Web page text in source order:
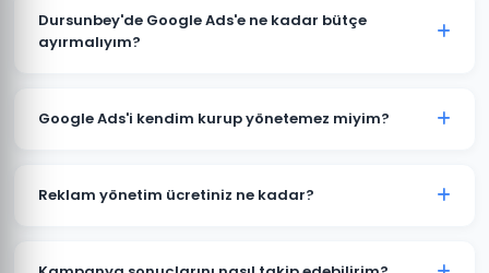
Dursunbey'de Google Ads'e ne kadar bütçe
ayırmalıyım?
1.500 TL ile başlanabilir. Ancak anlamlı sonuçlar için
Google Ads'i kendim kurup yönetemez miyim?
kampanyalar bütçenizi hızla tüketir. Dursunbey'deki
artırmaktadır.
Reklam yönetim ücretiniz ne kadar?
%15-20'si arasında değişmektedir. Dursunbey için